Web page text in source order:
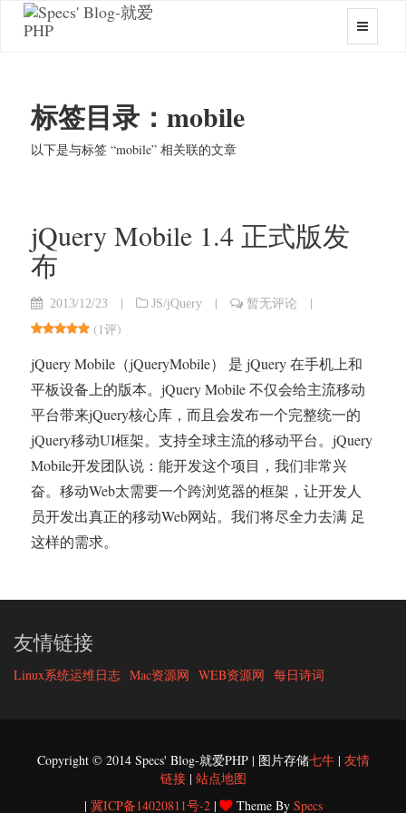
标签目录：mobile
以下是与标签 “mobile” 相关联的文章
jQuery Mobile 1.4 正式版发
布
2013/12/23 | JS/jQuery | 暂无评论
|
(1评)
jQuery Mobile（jQueryMobile） 是 jQuery 在手机上和
平板设备上的版本。jQuery Mobile 不仅会给主流移动
平台带来jQuery核心库，而且会发布一个完整统一的
jQuery移动UI框架。支持全球主流的移动平台。jQuery
Mobile开发团队说：能开发这个项目，我们非常兴
奋。移动Web太需要一个跨浏览器的框架，让开发人
员开发出真正的移动Web网站。我们将尽全力去满 足
这样的需求。
友情链接
Linux系统运维日志 Mac资源网 WEB资源网 每日诗词
Copyright © 2014 Specs' Blog-就爱PHP | 图片存储七牛| 友情
链接| 站点地图
| 冀ICP备14020811号-2| Theme By Specs